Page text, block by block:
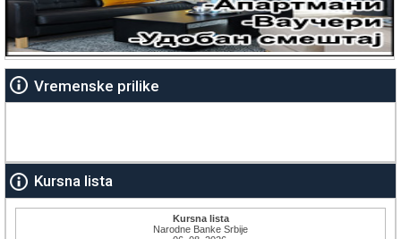
Vremenske prilike
Kursna lista